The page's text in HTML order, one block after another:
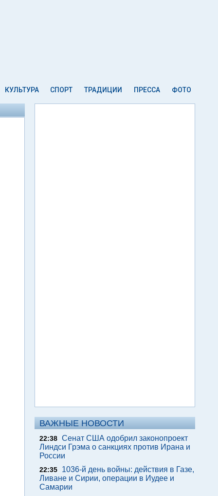
КУЛЬТУРА СПОРТ ТРАДИЦИИ ПРЕССА ФОТО
ВАЖНЫЕ НОВОСТИ
22:38 Сенат США одобрил законопроект
Линдси Грэма о санкциях против Ирана и
России
22:35
1036-й день войны: действия в Газе,
Ливане и Сирии, операции в Иудее и
Самарии